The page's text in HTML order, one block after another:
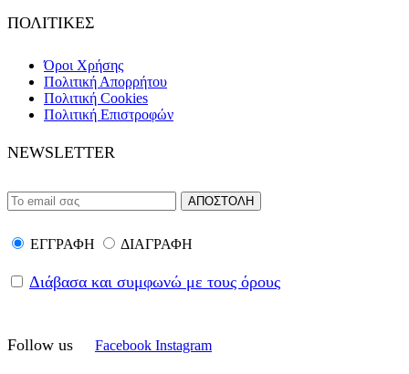
ΠΟΛΙΤΙΚΕΣ
Όροι Χρήσης
Πολιτική Απορρήτου
Πολιτική Cookies
Πολιτική Επιστροφών
NEWSLETTER
ΕΓΓΡΑΦΗ ΔΙΑΓΡΑΦΗ
Διάβασα και συμφωνώ με τους όρους
Follow us Facebook Instagram